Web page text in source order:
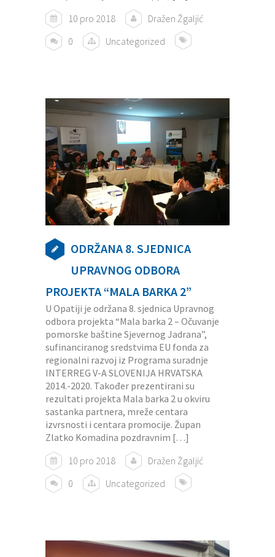
10 pro 2018
Dražen Žgaljić
0
Uncategorized
ODRŽANA 8. SJEDNICA
UPRAVNOG ODBORA
PROJEKTA “MALA BARKA 2”
U Opatiji je održana 8. sjednica Upravnog
odbora projekta “Mala barka 2 – Očuvanje
pomorske baštine Sjevernog Jadrana”,
sufinanciranog sredstvima EU fonda za
regionalni razvoj iz Programa suradnje
INTERREG V-A SLOVENIJA HRVATSKA
2014.-2020. Također prezentirani su
rezultati projekta Mala barka 2 u okviru
sastanka partnera, mreže centara
izvrsnosti i centara promocije. Župan
Zlatko Komadina pozdravnim […]
10 pro 2018
Dražen Žgaljić
0
Uncategorized